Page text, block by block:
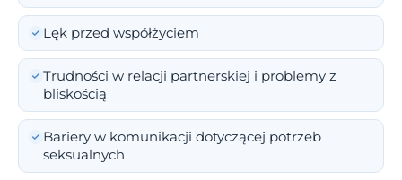
Lęk przed współżyciem
Trudności w relacji partnerskiej i problemy z
bliskością
Bariery w komunikacji dotyczącej potrzeb
seksualnych